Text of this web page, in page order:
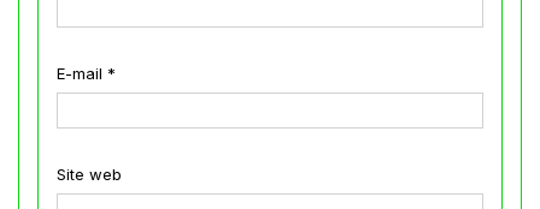
E-mail *
Site web